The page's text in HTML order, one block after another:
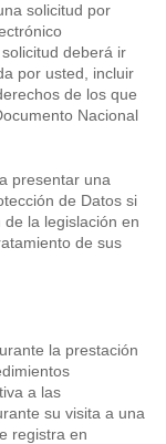
solicitud por
deberá ir
por usted, incluir
de los que
Nacional
presentar una
de Datos si
la legislación en
de sus
la prestación
a las
su visita a una
registra en